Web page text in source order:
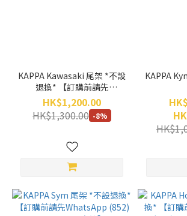
KAPPA Kawasaki 尾架 *不設
退換* 【訂購前請先
WhatsApp (852) 6461 2698
查詢】
HK$1,200.00
HK$1,300.00 -8%
KAPPA